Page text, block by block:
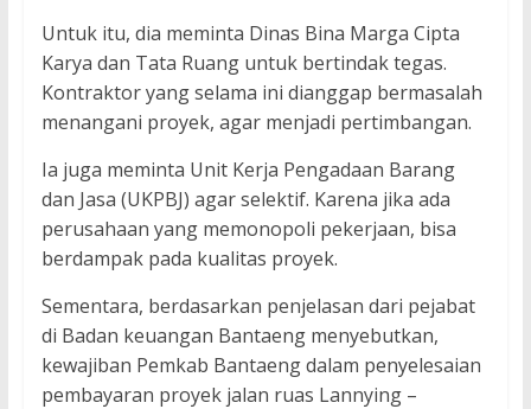
Untuk itu, dia meminta Dinas Bina Marga Cipta
Karya dan Tata Ruang untuk bertindak tegas.
Kontraktor yang selama ini dianggap bermasalah
menangani proyek, agar menjadi pertimbangan.
Ia juga meminta Unit Kerja Pengadaan Barang
dan Jasa (UKPBJ) agar selektif. Karena jika ada
perusahaan yang memonopoli pekerjaan, bisa
berdampak pada kualitas proyek.
Sementara, berdasarkan penjelasan dari pejabat
di Badan keuangan Bantaeng menyebutkan,
kewajiban Pemkab Bantaeng dalam penyelesaian
pembayaran proyek jalan ruas Lannying –